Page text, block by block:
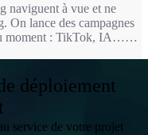
naviguent à vue et ne
On lance des campagnes
moment : TikTok, IA…
dispersés, des
et surtout inefficace.
déploiement
service de votre projet